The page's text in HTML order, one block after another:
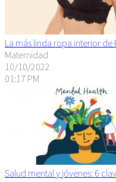
La más linda ropa interior de
Maternidad
10/10/2022
01:17 PM
Salud mental y jóvenes: 6